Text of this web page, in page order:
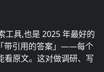
工具,也是 2025 年最好的
带引用的答案」——每个
看原文。这对做调研、写